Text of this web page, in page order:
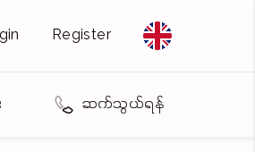
Register
ဆက်သွယ်ရန်